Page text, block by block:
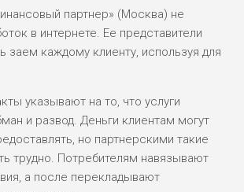
партнер» (Москва) не
в интернете. Ее представители
каждому клиенту, используя для
указывают на то, что услуги
и развод. Деньги клиентам могут
но партнерскими такие
трудно. Потребителям навязывают
а после перекладывают